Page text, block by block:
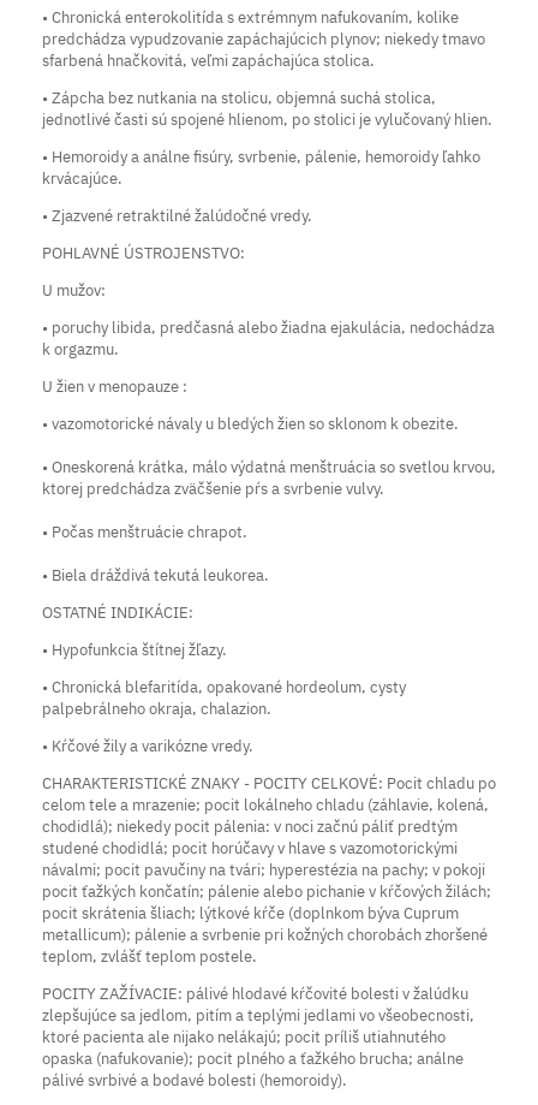
• Chronická enterokolitída s extrémnym nafukovaním, kolike
predchádza vypudzovanie zapáchajúcich plynov; niekedy tmavo
sfarbená hnačkovitá, veľmi zapáchajúca stolica.
• Zápcha bez nutkania na stolicu, objemná suchá stolica,
jednotlivé časti sú spojené hlienom, po stolici je vylučovaný hlien.
• Hemoroidy a análne fisúry, svrbenie, pálenie, hemoroidy ľahko
krvácajúce.
• Zjazvené retraktilné žalúdočné vredy.
POHLAVNÉ ÚSTROJENSTVO:
U mužov:
• poruchy libida, predčasná alebo žiadna ejakulácia, nedochádza
k orgazmu.
U žien v menopauze :
• vazomotorické návaly u bledých žien so sklonom k obezite.
• Oneskorená krátka, málo výdatná menštruácia so svetlou krvou,
ktorej predchádza zväčšenie pŕs a svrbenie vulvy.
• Počas menštruácie chrapot.
• Biela dráždivá tekutá leukorea.
OSTATNÉ INDIKÁCIE:
• Hypofunkcia štítnej žľazy.
• Chronická blefaritída, opakované hordeolum, cysty
palpebrálneho okraja, chalazion.
• Kŕčové žily a varikózne vredy.
CHARAKTERISTICKÉ ZNAKY - POCITY CELKOVÉ: Pocit chladu po
celom tele a mrazenie; pocit lokálneho chladu (záhlavie, kolená,
chodidlá); niekedy pocit pálenia: v noci začnú páliť predtým
studené chodidlá; pocit horúčavy v hlave s vazomotorickými
návalmi; pocit pavučiny na tvári; hyperestézia na pachy; v pokoji
pocit ťažkých končatín; pálenie alebo pichanie v kŕčových žilách;
pocit skrátenia šliach; lýtkové kŕče (doplnkom býva Cuprum
metallicum); pálenie a svrbenie pri kožných chorobách zhoršené
teplom, zvlášť teplom postele.
POCITY ZAŽÍVACIE: pálivé hlodavé kŕčovité bolesti v žalúdku
zlepšujúce sa jedlom, pitím a teplými jedlami vo všeobecnosti,
ktoré pacienta ale nijako nelákajú; pocit príliš utiahnutého
opaska (nafukovanie); pocit plného a ťažkého brucha; análne
pálivé svrbivé a bodavé bolesti (hemoroidy).